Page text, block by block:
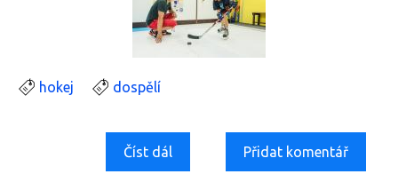
hokej dospělí
Číst dál
a
Přidat komentář